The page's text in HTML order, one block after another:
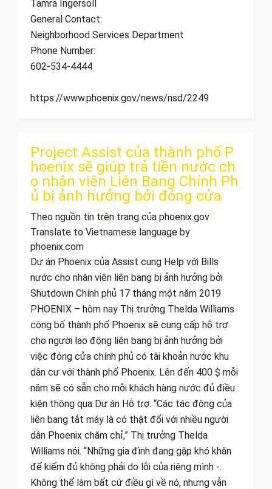
Tamra Ingersoll
General Contact:
Neighborhood Services Department
Phone Number:
602-534-4444
https://www.phoenix.gov/news/nsd/2249
Project Assist của thành phố P
hoenix sẽ giúp trả tiền nước ch
o nhân viên Liên Bang Chính Ph
ủ bị ảnh hưởng bởi đóng cửa
Theo nguồn tin trên trang của phoenix.gov
Translate to Vietnamese language by
phoenix.com
Dự án Phoenix của Assist cung Help với Bills
nước cho nhân viên liên bang bị ảnh hưởng bởi
Shutdown Chính phủ 17 tháng một năm 2019
PHOENIX – hôm nay Thị trưởng Thelda Williams
công bố thành phố Phoenix sẽ cung cấp hỗ trợ
cho người lao động liên bang bị ảnh hưởng bởi
việc đóng cửa chính phủ có tài khoản nước khu
dân cư với thành phố Phoenix. Lên đến 400 $ mỗi
năm sẽ có sẵn cho mỗi khách hàng nước đủ điều
kiện thông qua Dự án Hỗ trợ. “Các tác động của
liên bang tắt máy là có thật đối với nhiều người
dân Phoenix chăm chỉ,” Thị trưởng Thelda
Williams nói. “Những gia đình đang gặp khó khăn
để kiếm đủ không phải do lỗi của riêng mình -.
Không thể làm bất cứ điều gì về nó, nhưng vẫn